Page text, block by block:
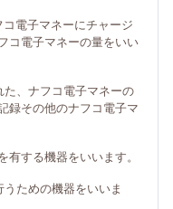
コ電子マネーにチャージ
コ電子マネーの量をいい
た、ナフコ電子マネーの
録その他のナフコ電子マ
する機器をいいます。
うための機器をいいま